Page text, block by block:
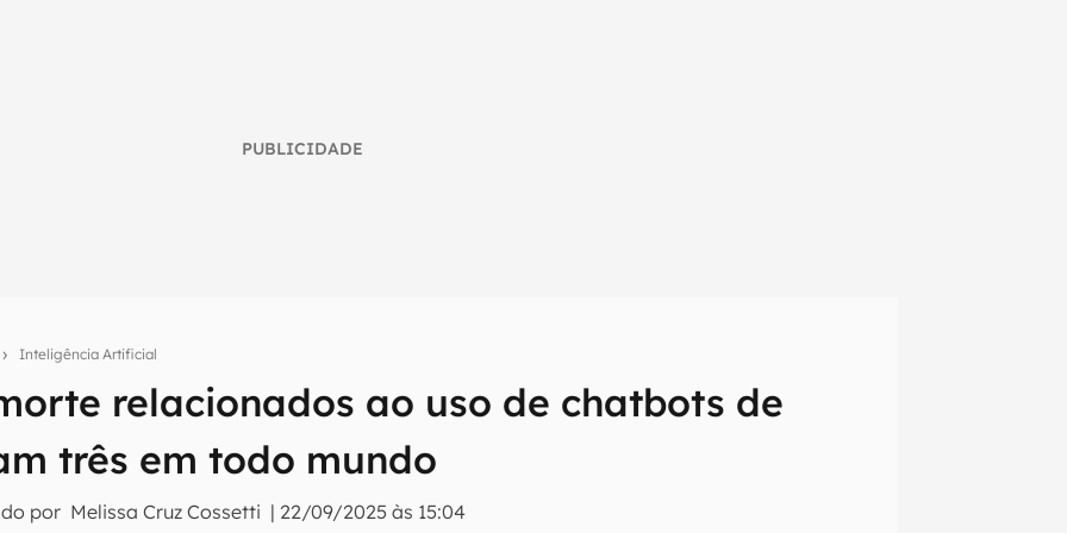
PUBLICIDADE
Inteligência Artificial
relacionados ao uso de chatbots de
três em todo mundo
por Melissa Cruz Cossetti | 22/09/2025 às 15:04
do Canaltech e receba notícias e reviews sobre tecnologia em primeira